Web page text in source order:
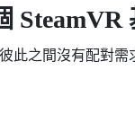
SteamVR
此之間沒有配對需